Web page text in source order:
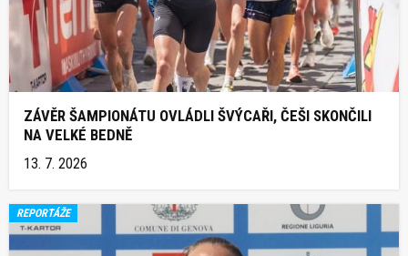
ZÁVĚR ŠAMPIONÁTU OVLÁDLI ŠVÝCAŘI, ČEŠI SKONČILI
NA VELKÉ BEDNĚ
13. 7. 2026
REPORTÁŽE